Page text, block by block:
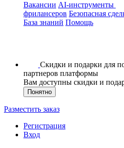
Вакансии AI-инструменты
фрилансеров Безопасная
База знаний Помощь
Скидки и подарки для
партнеров платформы
Вам доступны скидки и
Понятно
Разместить заказ
Регистрация
Вход